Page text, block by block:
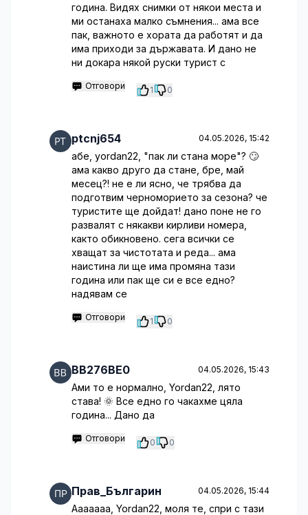
година. Видях снимки от някои места и
ми останаха малко съмнения... ама все
пак, важното е хората да работят и да
има приходи за държавата. И дано не
ни докара някой руски турист с
Отговори 1 0
ptcnj654 04.05.2026, 15:42
абе, yordan22, "пак ли стана море"? 🙄
ама какво друго да стане, бре, май
месец?! не е ли ясно, че трябва да
подготвим черноморието за сезона? че
туристите ще дойдат! дано поне не го
развалят с някакви кирливи номера,
както обикновено. сега всички се
хващат за чистотата и реда... ама
наистина ли ще има промяна тази
година или пак ще си е все едно?
надявам се
Отговори 1 0
BB276BE0 04.05.2026, 15:43
Ами то е нормално, Yordan22, лято
става! 🌞 Все едно го чакахме цяла
година... Дано да
Отговори 0 0
Прав_Българин 04.05.2026, 15:44
Ааааааа, Yordan22, моля те, спри с тази